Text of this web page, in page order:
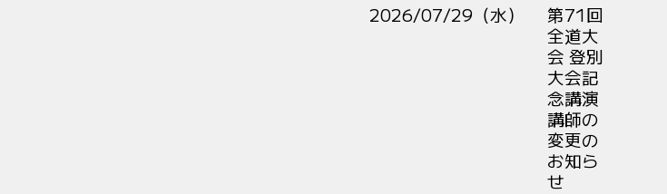
2026/07/29（水）
第71回
全道大
会 登別
大会記
念講演
講師の
変更の
お知ら
せ